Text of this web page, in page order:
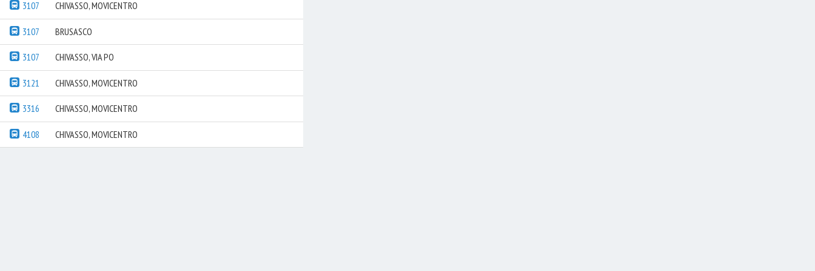
3107 CHIVASSO, MOVICENTRO
3107 BRUSASCO
3107 CHIVASSO, VIA PO
3121 CHIVASSO, MOVICENTRO
3316 CHIVASSO, MOVICENTRO
4108 CHIVASSO, MOVICENTRO